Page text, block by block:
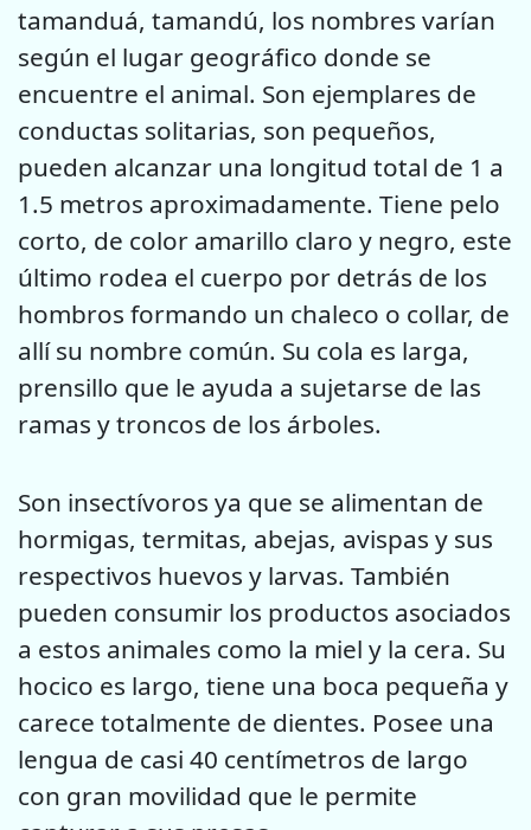
tamanduá, tamandú, los nombres varían
según el lugar geográfico donde se
encuentre el animal. Son ejemplares de
conductas solitarias, son pequeños,
pueden alcanzar una longitud total de 1 a
1.5 metros aproximadamente. Tiene pelo
corto, de color amarillo claro y negro, este
último rodea el cuerpo por detrás de los
hombros formando un chaleco o collar, de
allí su nombre común. Su cola es larga,
prensillo que le ayuda a sujetarse de las
ramas y troncos de los árboles.
Son insectívoros ya que se alimentan de
hormigas, termitas, abejas, avispas y sus
respectivos huevos y larvas. También
pueden consumir los productos asociados
a estos animales como la miel y la cera. Su
hocico es largo, tiene una boca pequeña y
carece totalmente de dientes. Posee una
lengua de casi 40 centímetros de largo
con gran movilidad que le permite